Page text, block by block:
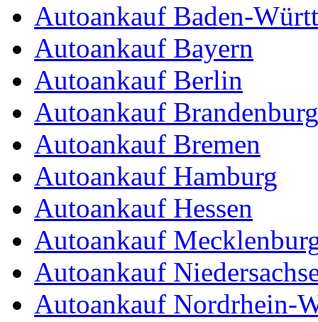
Autoankauf Baden-
Autoankauf Bayern
Autoankauf Berlin
Autoankauf Brandenburg
Autoankauf Bremen
Autoankauf Hamburg
Autoankauf Hessen
Autoankauf
Autoankauf
Autoankauf Nordrhein-